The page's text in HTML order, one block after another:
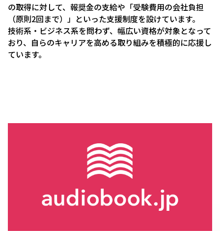
の取得に対して、報奨金の支給や「受験費用の会社負担
（原則2回まで）」といった支援制度を設けています。
技術系・ビジネス系を問わず、幅広い資格が対象となって
おり、自らのキャリアを高める取り組みを積極的に応援し
ています。